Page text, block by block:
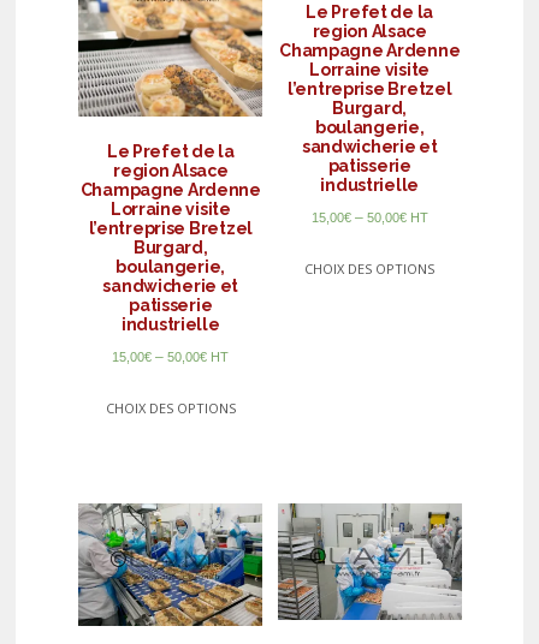
Le Prefet de la
region Alsace
Champagne Ardenne
Lorraine visite
l’entreprise Bretzel
Burgard,
boulangerie,
sandwicherie et
patisserie
industrielle
15,00€ –50,00€ HT
CHOIX DES OPTIONS
Le Prefet de la
region Alsace
Champagne Ardenne
Lorraine visite
l’entreprise Bretzel
Burgard,
boulangerie,
sandwicherie et
patisserie
industrielle
15,00€– 50,00€ HT
CHOIX DES OPTIONS